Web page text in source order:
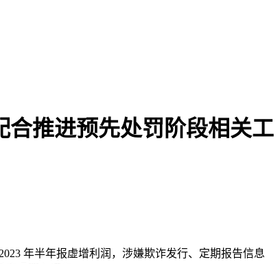
合推进预先处罚阶段相关工
年半年报虚增利润，涉嫌欺诈发行、定期报告信息